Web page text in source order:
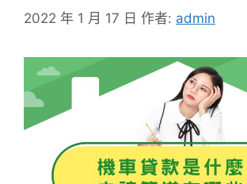
2022 年 1 月 17 日 作者: admin